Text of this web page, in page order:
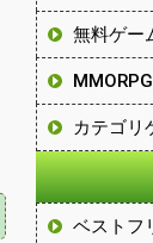
無料ゲー
カテゴリ
ベストフ